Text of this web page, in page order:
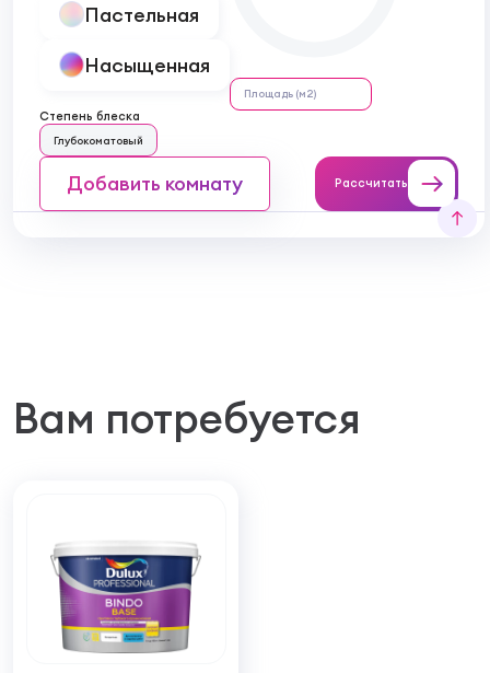
Пастельная
Насыщенная
Степень блеска
Глубокоматовый
Добавить комнату Рассчитать
Вам потребуется